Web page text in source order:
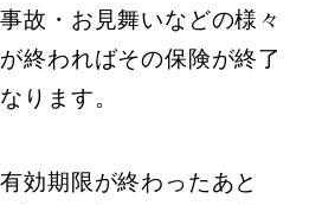
故・お見舞いなどの様々
終わればその保険が終了
ります。
効期限が終わったあと